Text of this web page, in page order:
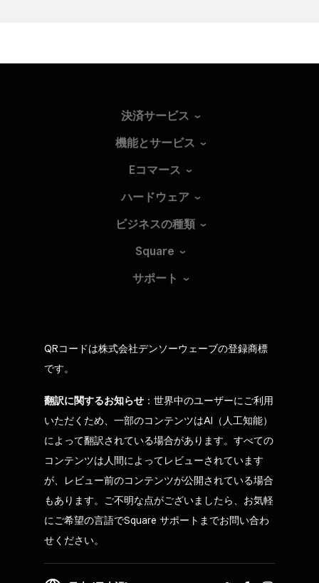
決済サービス
機能とサービス
Eコマース
ハードウェア
ビジネスの種類
Square
サポート
QRコードは株式会社デンソーウェーブの登録商標
です。
翻訳に関するお知らせ ：世界中のユーザーにご利用
いただくため、一部のコンテンツはAI（人工知能）
によって翻訳されている場合があります。すべての
コンテンツは人間によってレビューされています
が、レビュー前のコンテンツが公開されている場合
もあります。ご不明な点がございましたら、お気軽
にご希望の言語でSquare サポートまでお問い合わ
せください。